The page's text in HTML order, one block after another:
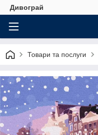
Дивограй
Товари та послуги